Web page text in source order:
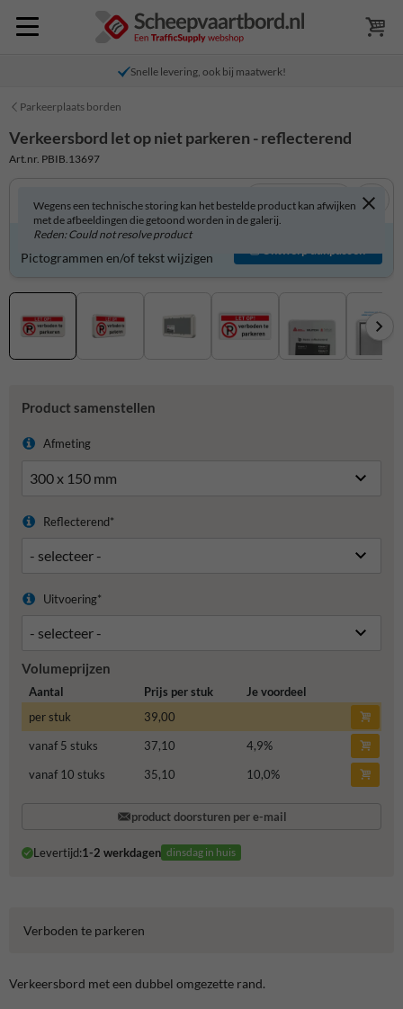
Snelle levering, ook bij maatwerk!
Parkeerplaats borden
Verkeersbord let op niet parkeren - reflecterend
Art.nr. PBIB.13697
Wegens een technische storing kan het bestelde product kan afwijken
met de afbeeldingen die getoond worden in de galerij.
Reden: Could not resolve product
Bekijk in 3D
Verkeersbord zelf aanpassen?
Pictogrammen en/of tekst wijzigen
Ontwerp aanpassen
Product samenstellen
Afmeting
Reflecterend*
Uitvoering*
Volumeprijzen
Aantal Prijs per stuk
Je voordeel
per stuk
39,00
vanaf 5 stuks
37,10 4,9%
vanaf 10 stuks
35,10 10,0%
product doorsturen per e-mail
Levertijd:1-2 werkdagen dinsdag in huis
Verboden te parkeren
Verkeersbord met een dubbel omgezette rand.